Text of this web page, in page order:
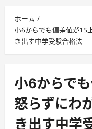
メ
ニ
ュ
ー
ホーム
小6からでも偏差値が15
き出す中学受験合格法
小6からで
怒らずにわ
き出す中学